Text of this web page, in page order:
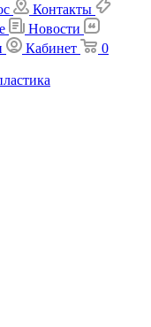
Контакты
Новости
Кабинет
0